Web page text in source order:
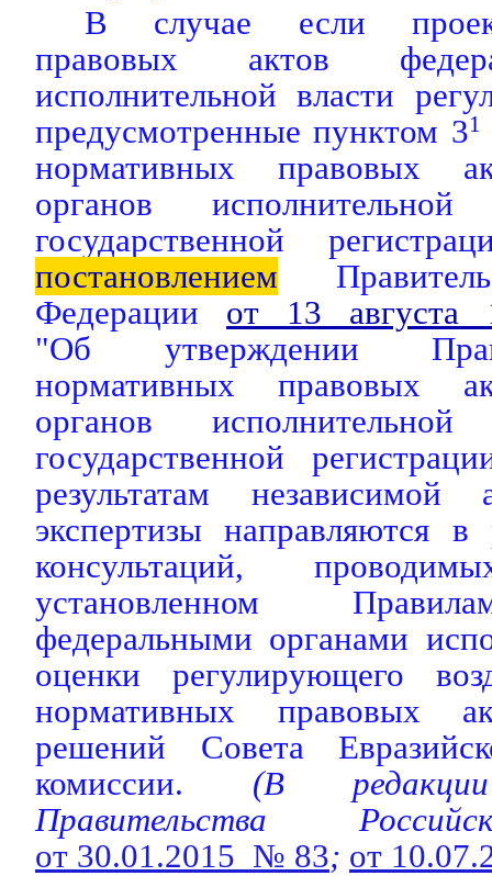
В случае если
правовых актов
исполнительной власти
предусмотренные пунктом 31
нормативных правовых
органов
государственной
постановлением
Федерации от 13
"Об утверждении
нормативных правовых
органов
государственной
результатам независимой
экспертизы направляются
консультаций,
установленном
федеральными органами
оценки регулирующего
нормативных правовых
решений Совета
комиссии.
(В
Правительства
от 30.01.2015 № 83; от